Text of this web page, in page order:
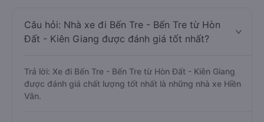
Câu hỏi: Nhà xe đi Bến Tre - Bến Tre từ Hòn
Đất - Kiên Giang được đánh giá tốt nhất?
Trả lời: Xe đi Bến Tre - Bến Tre từ Hòn Đất - Kiên Giang
được đánh giá chất lượng tốt nhất là những nhà xe Hiền
Vân.